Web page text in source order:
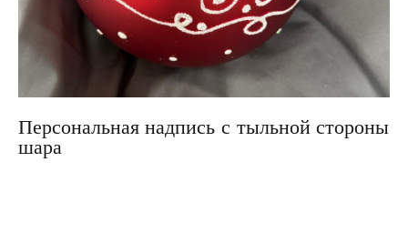
Персональная надпись с тыльной стороны
шара